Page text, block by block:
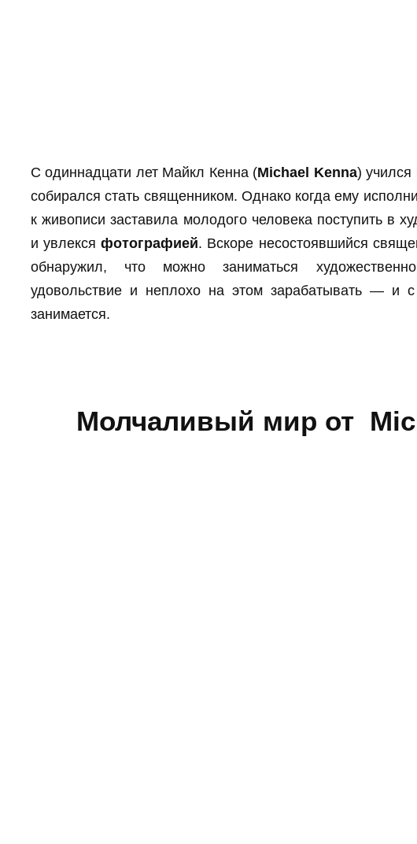
С одиннадцати лет Майкл Кенна (Michael Kenna) учился
собирался стать священником. Однако когда ему
к живописи заставила молодого человека поступить в
и увлексяфотографией. Вскоре несостоявшийся
обнаружил, что можно заниматься
удовольствие и неплохо на этом зарабатывать — и
занимается.
Молчаливый мир от